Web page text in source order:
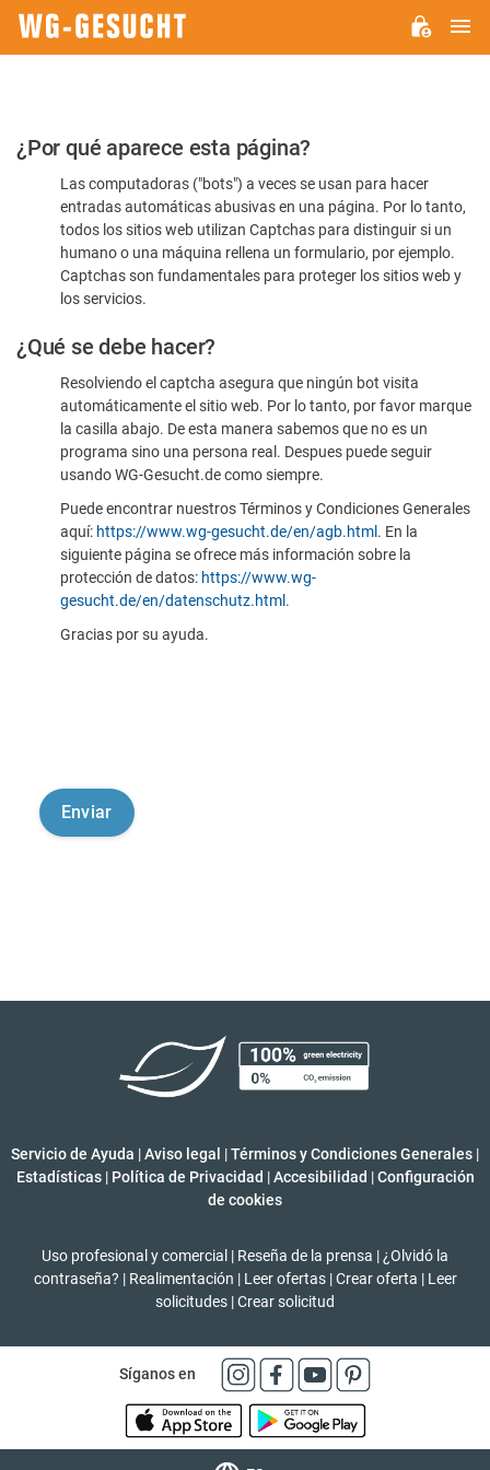
Por
favor,
confirme
humano
¿Por qué aparece esta página?
Las computadoras ("bots") a veces se usan para hacer
entradas automáticas abusivas en una página. Por lo tanto,
todos los sitios web utilizan Captchas para distinguir si un
humano o una máquina rellena un formulario, por ejemplo.
Captchas son fundamentales para proteger los sitios web y
los servicios.
¿Qué se debe hacer?
Resolviendo el captcha asegura que ningún bot visita
automáticamente el sitio web. Por lo tanto, por favor marque
la casilla abajo. De esta manera sabemos que no es un
programa sino una persona real. Despues puede seguir
usando WG-Gesucht.de como siempre.
Puede encontrar nuestros Términos y Condiciones Generales
aquí: https://www.wg-gesucht.de/en/agb.html . En la
siguiente página se ofrece más información sobre la
protección de datos: https://www.wg-
gesucht.de/en/datenschutz.html .
Gracias por su ayuda.
Servicio de Ayuda |Aviso legal |Términos y Condiciones Generales |
Estadísticas | Política de Privacidad | Accesibilidad | Configuración
de cookies
Uso profesional y comercial | Reseña de la prensa | ¿Olvidó la
contraseña? | Realimentación | Leer ofertas | Crear oferta | Leer
solicitudes |Crear solicitud
Síganos en